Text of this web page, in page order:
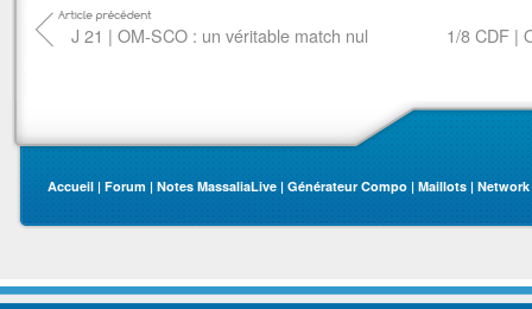
J 21 | OM-SCO : un véritable match nul 1/8 CDF |
Accueil | Forum | Notes MassaliaLive | Générateur Compo | Maillots | Network